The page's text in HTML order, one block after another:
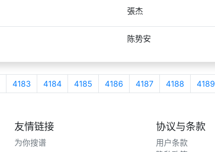
張杰
陈势安
4183 4184 4185 4186 4187 4188 4189
友情链接
为你搜谱
协议与条款
用户条款